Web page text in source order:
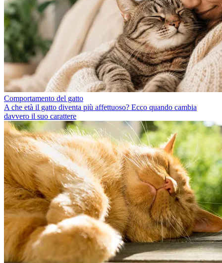
Comportamento del gatto
A che età il gatto diventa più affettuoso? Ecco quando cambia
davvero il suo carattere